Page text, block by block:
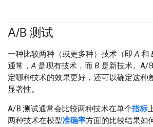
A/B 测试
一种比较两种（或更多种）技术（即A 和
通常，A 是现有技术，而 B 是新技术。A/
定哪种技术的效果更好，还可以确定这种
显著性。
A/B 测试通常会比较两种技术在单个指标
两种技术在模型准确率方面的比较结果如